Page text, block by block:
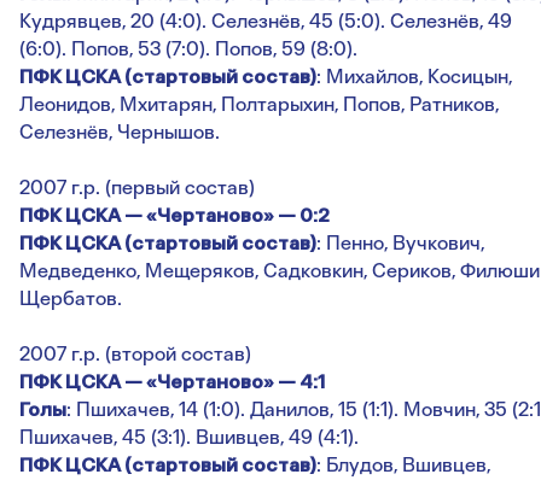
Кудрявцев, 20 (4:0). Селезнёв, 45 (5:0). Селезнёв, 49
(6:0). Попов, 53 (7:0). Попов, 59 (8:0).
ПФК ЦСКА (стартовый состав): Михайлов, Косицын,
Леонидов, Мхитарян, Полтарыхин, Попов, Ратников,
Селезнёв, Чернышов.
2007 г.р. (первый состав)
ПФК ЦСКА — «Чертаново» — 0:2
ПФК ЦСКА (стартовый состав): Пенно, Вучкович,
Медведенко, Мещеряков, Садковкин, Сериков,
Щербатов.
2007 г.р. (второй состав)
ПФК ЦСКА — «Чертаново» — 4:1
Голы: Пшихачев, 14 (1:0). Данилов, 15 (1:1). Мовчин, 35
Пшихачев, 45 (3:1). Вшивцев, 49 (4:1).
ПФК ЦСКА (стартовый состав): Блудов, Вшивцев,